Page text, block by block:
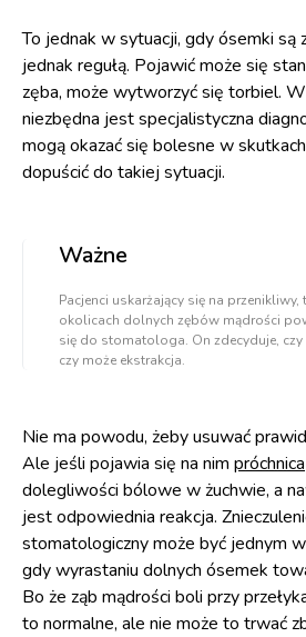
To jednak w sytuacji, gdy ósemki
jednak regułą. Pojawić może się
zęba, może wytworzyć się torbiel.
niezbędna jest specjalistyczna
mogą okazać się bolesne w
dopuścić do takiej sytuacji.
Ważne
Pacjenci uskarżający się na
okolicach dolnych zębów mądrości
się do stomatologa. On zdecyduje, czy
czy może ekstrakcja.
Nie ma powodu, żeby usuwać
Ale jeśli pojawia się na nim próchnica
dolegliwości bólowe w żuchwie, a
jest odpowiednia reakcja.
stomatologiczny może być jednym
gdy wyrastaniu dolnych ósemek
Bo że ząb mądrości boli przy
to normalne, ale nie może to trwać